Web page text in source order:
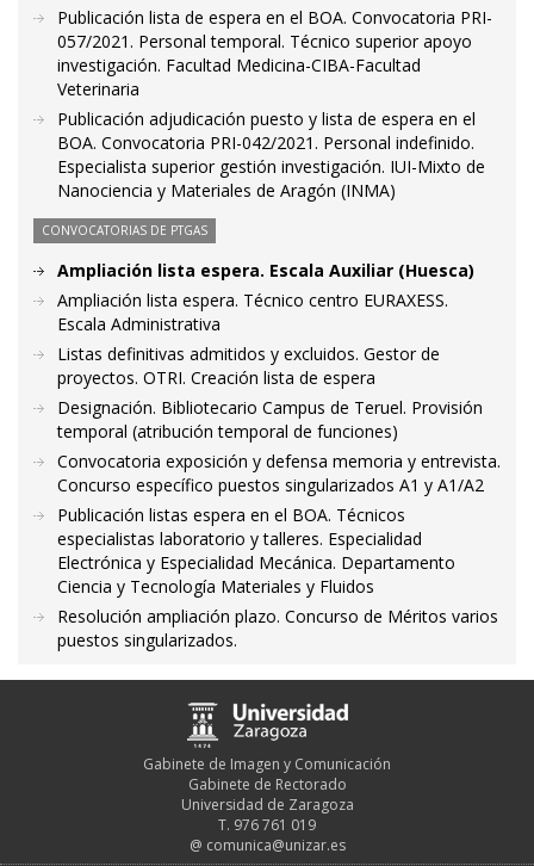
Publicación lista de espera en el BOA. Convocatoria PRI-
057/2021. Personal temporal. Técnico superior apoyo
investigación. Facultad Medicina-CIBA-Facultad
Veterinaria
Publicación adjudicación puesto y lista de espera en el
BOA. Convocatoria PRI-042/2021. Personal indefinido.
Especialista superior gestión investigación. IUI-Mixto de
Nanociencia y Materiales de Aragón (INMA)
CONVOCATORIAS DE PTGAS
Ampliación lista espera. Escala Auxiliar (Huesca)
Ampliación lista espera. Técnico centro EURAXESS.
Escala Administrativa
Listas definitivas admitidos y excluidos. Gestor de
proyectos. OTRI. Creación lista de espera
Designación. Bibliotecario Campus de Teruel. Provisión
temporal (atribución temporal de funciones)
Convocatoria exposición y defensa memoria y entrevista.
Concurso específico puestos singularizados A1 y A1/A2
Publicación listas espera en el BOA. Técnicos
especialistas laboratorio y talleres. Especialidad
Electrónica y Especialidad Mecánica. Departamento
Ciencia y Tecnología Materiales y Fluidos
Resolución ampliación plazo. Concurso de Méritos varios
puestos singularizados.
Gabinete de Imagen y Comunicación
Gabinete de Rectorado
Universidad de Zaragoza
T. 976 761 019
@ comunica@unizar.es